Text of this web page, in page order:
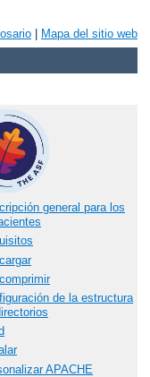
Mapa del sitio web
general para los
de la estructura
APACHE